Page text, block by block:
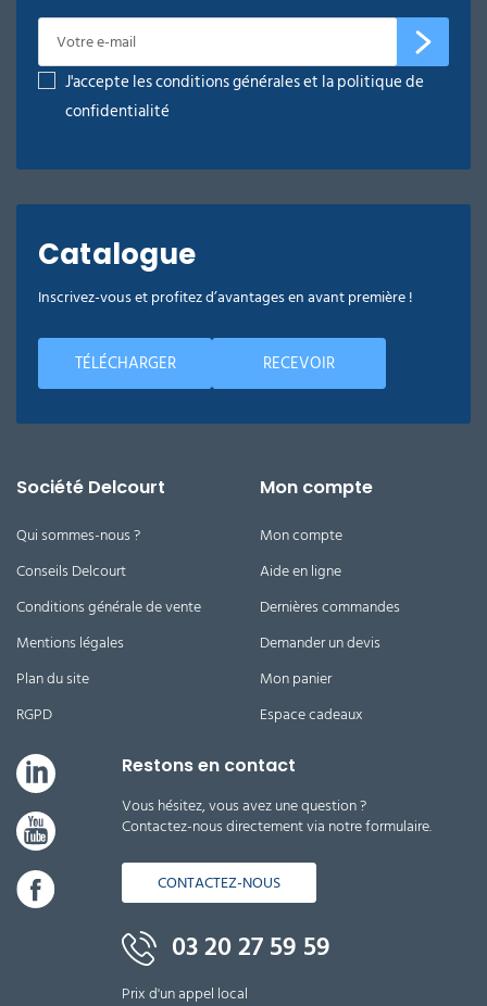
J'accepte les conditions générales et la politique de
confidentialité
Catalogue
Inscrivez-vous et profitez d’avantages en avant première !
TÉLÉCHARGER RECEVOIR
Société Delcourt
Qui sommes-nous ?
Conseils Delcourt
Conditions générale de vente
Mentions légales
Plan du site
RGPD
Mon compte
Mon compte
Aide en ligne
Dernières commandes
Demander un devis
Mon panier
Espace cadeaux
Restons en contact
Vous hésitez, vous avez une question ?
Contactez-nous directement via notre formulaire.
CONTACTEZ-NOUS
03 20 27 59 59
Prix d'un appel local